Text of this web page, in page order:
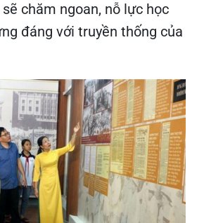
chăm ngoan, nỗ lực học
đáng với truyền thống của